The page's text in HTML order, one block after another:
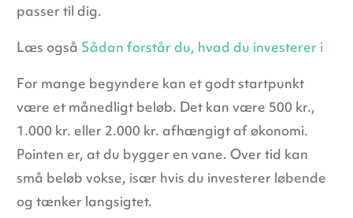
passer til dig.
Læs også Sådan forstår du, hvad du investerer i
For mange begyndere kan et godt startpunkt
være et månedligt beløb. Det kan være 500 kr.,
1.000 kr. eller 2.000 kr. afhængigt af økonomi.
Pointen er, at du bygger en vane. Over tid kan
små beløb vokse, især hvis du investerer løbende
og tænker langsigtet.